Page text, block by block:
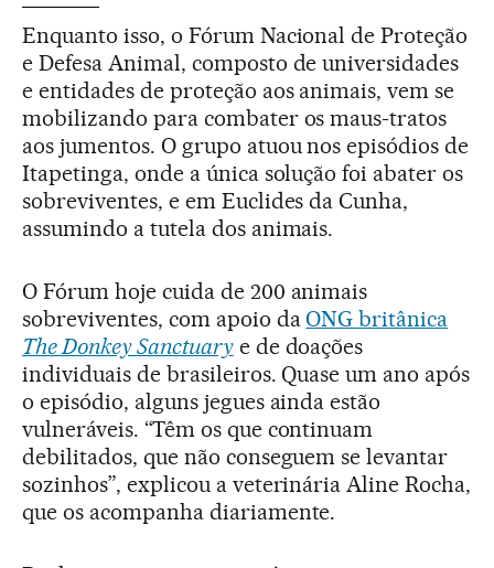
Enquanto isso, o Fórum Nacional de Proteção
e Defesa Animal, composto de universidades
e entidades de proteção aos animais, vem se
mobilizando para combater os maus-tratos
aos jumentos. O grupo atuou nos episódios de
Itapetinga, onde a única solução foi abater os
sobreviventes, e em Euclides da Cunha,
assumindo a tutela dos animais.
O Fórum hoje cuida de 200 animais
sobreviventes, com apoio da ONG britânica
The Donkey Sanctuarye de doações
individuais de brasileiros. Quase um ano após
o episódio, alguns jegues ainda estão
vulneráveis. “Têm os que continuam
debilitados, que não conseguem se levantar
sozinhos”, explicou a veterinária Aline Rocha,
que os acompanha diariamente.